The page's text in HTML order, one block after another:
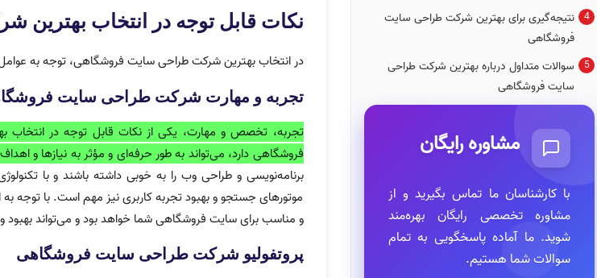
نتیجه‌گیری برای بهترین شرکت طراحی سایت
فروشگاهی
سوالات متداول درباره بهترین شرکت طراحی
سایت فروشگاهی
مشاوره رایگان
با کارشناسان ما تماس بگیرید و از
مشاوره تخصصی رایگان بهره‌مند
شوید. ما آماده پاسخگویی به تمام
سوالات شما هستیم.
نکات قابل توجه در انتخاب
در انتخاب بهترین شرکت طراحی سایت فروشگاهی، توجه به عوامل
تجربه و مهارت شرکت طراحی سایت
تجربه، تخصص و مهارت، یکی از نکات قابل توجه در
فروشگاهی دارد، می‌تواند به طور حرفه‌ای و مؤثر به نیازها و
برنامه‌نویسی و طراحی وب را به خوبی داشته باشند و با
موتورهای جستجو و بهبود تجربه کاربری نیز مهم است. با توجه به
و مناسب برای سایت فروشگاهی شما خواهد بود و می‌تواند
پروتفولیو شرکت طراحی سایت فروشگاهی